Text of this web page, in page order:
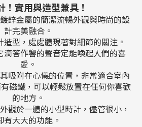
！實用與造型兼具 ！
鋅金屬的簡潔流暢外觀與時尚的設
計完美融合。
型，處處體現著對細節的關注。
滴答作響的聲音定能喚起人們的喜
愛。
吸附在心儀的位置 ， 非常適合室內
磁鐵，可以輕鬆放置在任何你喜歡
的地方 。
觀於一體的小型時計 ， 儘管很小，
有大大的功能 。